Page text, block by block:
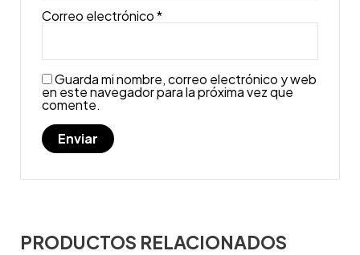
Correo electrónico*
Guarda mi nombre, correo electrónico y web
en este navegador para la próxima vez que
comente.
PRODUCTOS RELACIONADOS